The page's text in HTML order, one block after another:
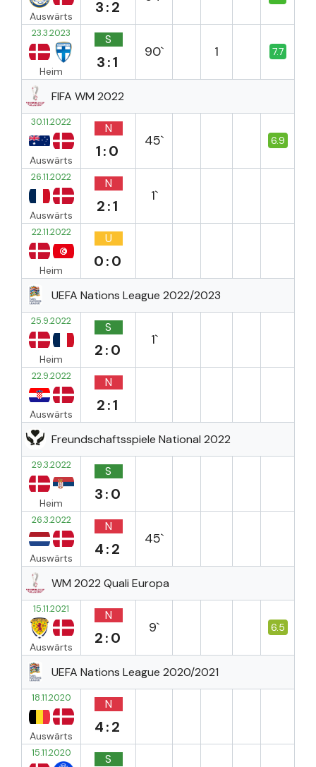
Auswärts 3:2
23.3.2023
Heim
S
3:1
90` 1 7.7
FIFA WM 2022
30.11.2022
Auswärts
N
1:0
45` 6.9
26.11.2022
Auswärts
N
2:1
1`
22.11.2022
Heim
U
0:0
UEFA Nations League 2022/2023
25.9.2022
Heim
S
2:0
1`
22.9.2022
Auswärts
N
2:1
Freundschaftsspiele National 2022
29.3.2022
Heim
S
3:0
26.3.2022
Auswärts
N
4:2
45`
WM 2022 Quali Europa
15.11.2021
Auswärts
N
2:0
9` 6.5
UEFA Nations League 2020/2021
18.11.2020
Auswärts
N
4:2
15.11.2020 S